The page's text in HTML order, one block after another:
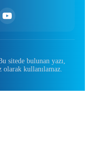
sitede bulunan yazı,
kullanılamaz.